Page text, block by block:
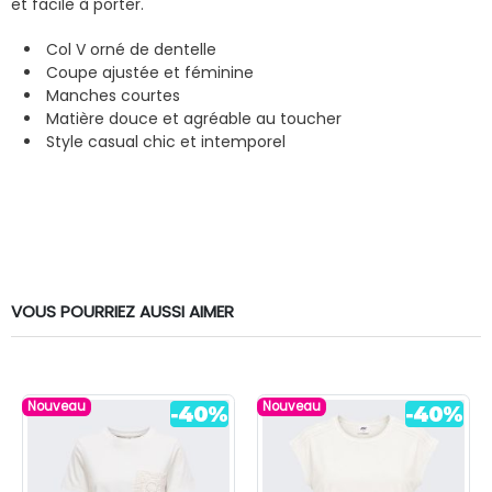
Col V orné de dentelle
Coupe ajustée et féminine
Manches courtes
Matière douce et agréable au toucher
Style casual chic et intemporel
VOUS POURRIEZ AUSSI AIMER
Nouveau Nouveau